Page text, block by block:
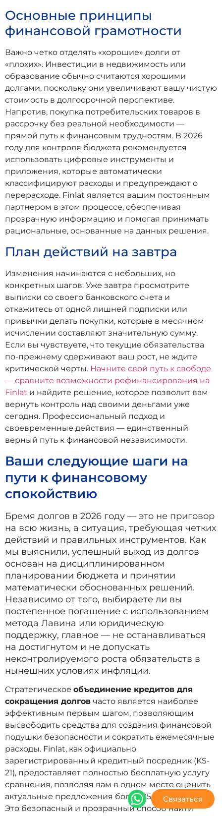
Основные принципы
финансовой грамотности
Важно четко отделять «хорошие» долги от
«плохих». Инвестиции в недвижимость или
образование обычно считаются хорошими
долгами, поскольку они увеличивают вашу чистую
стоимость в долгосрочной перспективе.
Напротив, покупка потребительских товаров в
рассрочку без реальной необходимости —
прямой путь к финансовым трудностям. В 2026
году для контроля бюджета рекомендуется
использовать цифровые инструменты и
приложения, которые автоматически
классифицируют расходы и предупреждают о
перерасходе. Finlat является вашим постоянным
партнером в этом процессе, обеспечивая
прозрачную информацию и помогая принимать
рациональные, основанные на данных решения.
План действий на завтра
Изменения начинаются с небольших, но
конкретных шагов. Уже завтра просмотрите
выписки со своего банковского счета и
откажитесь от одной лишней подписки или
привычки делать покупки, которые в месячном
исчислении составляют значительную сумму.
Если вы чувствуете, что текущие обязательства
по-прежнему сдерживают ваш рост, не ждите
критической черты. Начните свой путь к свободе
— сравните возможности рефинансирования на
Finlat и найдите решение, которое позволит вам
вернуть контроль над своими деньгами уже
сегодня. Профессиональный подход и
своевременные действия — единственный
верный путь к финансовой независимости.
Ваши следующие шаги на
пути к финансовому
спокойствию
Бремя долгов в 2026 году — это не приговор
на всю жизнь, а ситуация, требующая четких
действий и правильных инструментов. Как
мы выяснили, успешный выход из долгов
основан на дисциплинированном
планировании бюджета и принятии
математически обоснованных решений.
Независимо от того, выбираете ли вы
постепенное погашение с использованием
метода Лавина или юридическую
поддержку, главное — не останавливаться
на достигнутом и не допускать
неконтролируемого роста обязательств в
нынешних условиях инфляции.
Стратегическое объединение кредитов для
сокращения долгов часто является наиболее
эффективным первым шагом, позволяющим
высвободить средства для создания финансовой
подушки безопасности и сократить ежемесячные
расходы. Finlat, как официально
зарегистрированный кредитный посредник (KS-
21), предоставляет полностью бесплатную услугу
сравнения, позволяя вам в одном месте оценить
актуальные предложения более 25 кредиторов.
Это безопасный и прозрачный способ найти
Связаться